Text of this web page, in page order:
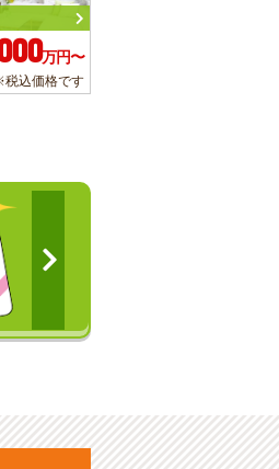
万円〜
込価格です